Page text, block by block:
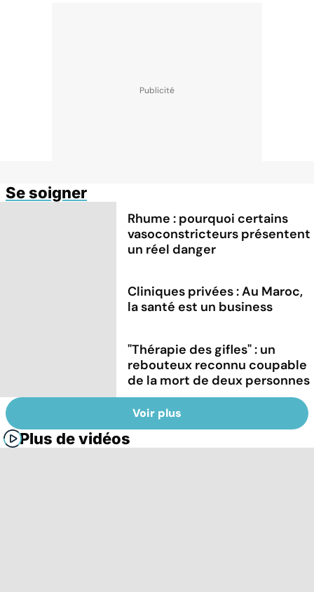
Se soigner
Rhume : pourquoi certains
vasoconstricteurs présentent
un réel danger
Cliniques privées : Au Maroc,
la santé est un business
"Thérapie des gifles" : un
rebouteux reconnu coupable
de la mort de deux personnes
Voir plus
Plus de vidéos